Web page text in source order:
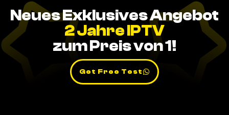
Neues Exklusives Angebot
2 Jahre IPTV
zum Preis von 1!
Get Free Test